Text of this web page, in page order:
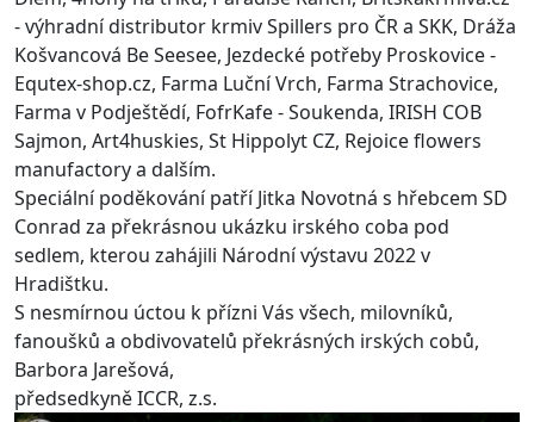
- výhradní distributor krmiv Spillers pro ČR a SKK, Dráža
Košvancová Be Seesee, Jezdecké potřeby Proskovice -
Equtex-shop.cz, Farma Luční Vrch, Farma Strachovice,
Farma v Podještědí, FofrKafe - Soukenda, IRISH COB
Sajmon, Art4huskies, St Hippolyt CZ, Rejoice flowers
manufactorya dalším.
Speciální poděkování patříJitka Novotná s hřebcem SD
Conrad za překrásnou ukázku irského coba pod
sedlem, kterou zahájili Národní výstavu 2022 v
Hradištku.
S nesmírnou úctou k přízni Vás všech, milovníků,
fanoušků a obdivovatelů překrásných irských cobů,
Barbora Jarešová,
předsedkyně ICCR, z.s.